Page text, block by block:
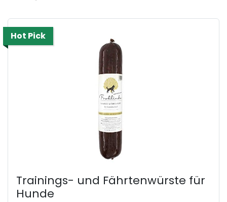
Hot Pick
Trainings- und Fährtenwürste für
Hunde